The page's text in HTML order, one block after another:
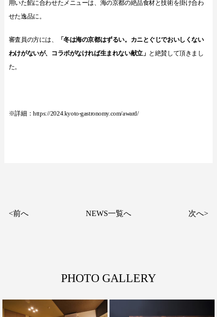
用いた餡に合わせたメニューは、海の京都の絶品食材と技術を掛け合わ
せた逸品に。
審査員の方には、
「冬は海の京都はずるい。カニとぐじでおいしくない
わけがないが、コラボがなければ生まれない献立」 と絶賛して頂きまし
た。
※詳細：https://2024.kyoto-gastronomy.com/award/
<前へ NEWS一覧へ 次へ>
PHOTO GALLERY